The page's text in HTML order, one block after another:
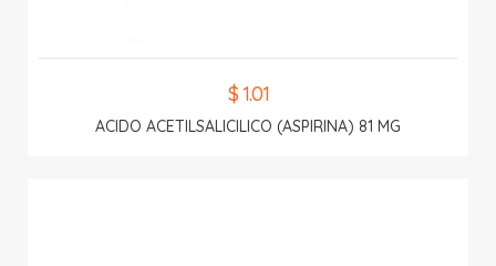
$ 1.01
ACIDO ACETILSALICILICO (ASPIRINA) 81 MG